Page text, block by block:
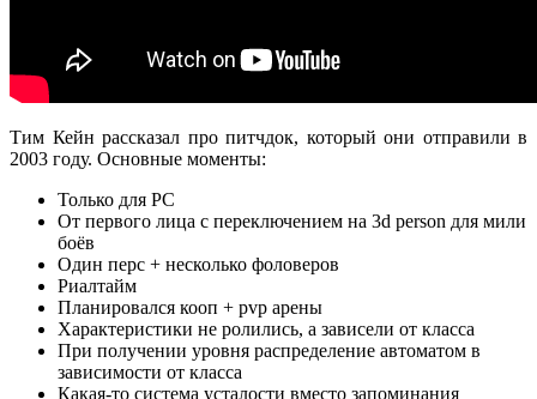
Тим Кейн рассказал про питчдок, который они отправили в
2003 году. Основные моменты:
Только для PC
От первого лица с переключением на 3d person для мили
боёв
Один перс + несколько фоловеров
Риалтайм
Планировался кооп + pvp арены
Характеристики не ролились, а зависели от класса
При получении уровня распределение автоматом в
зависимости от класса
Какая-то система усталости вместо запоминания